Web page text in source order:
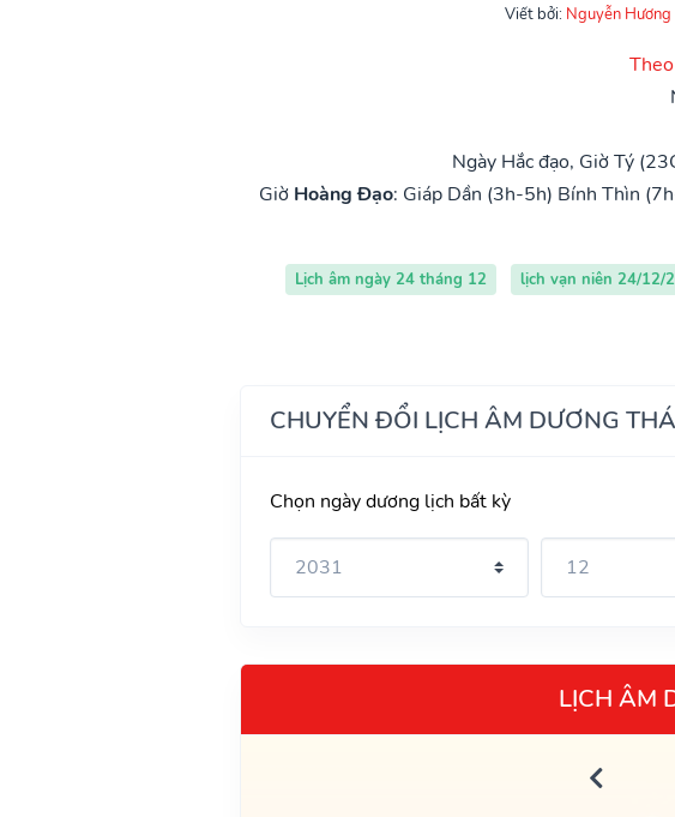
Viết bởi: Nguyễn Hương
Ngày Hắc đạo, Giờ Tý
Giờ Hoàng Đạo: Giáp Dần (3h-5h) Bính Thìn
Lịch âm ngày 24 tháng 12 lịch vạn niên 24/12/
CHUYỂN ĐỔI LỊCH ÂM DƯƠNG
Chọn ngày dương lịch bất kỳ
LỊCH ÂM